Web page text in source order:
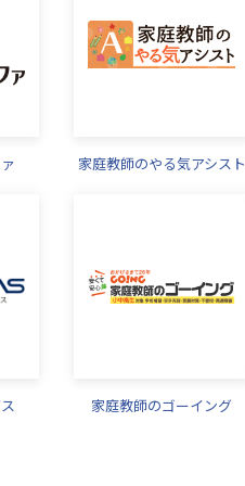
家庭教師のやる気アシスト
家庭教師のゴーイング